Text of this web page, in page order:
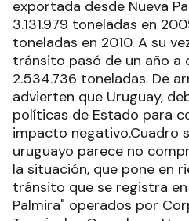
exportada desde Nueva
3.131.979 toneladas en
toneladas en 2010. A su
tránsito pasó de un año a
2.534.736 toneladas. De
advierten que Uruguay,
políticas de Estado para
impacto negativo.Cuadro
uruguayo parece no
la situación, que pone en
tránsito que se registra
Palmira" operados por